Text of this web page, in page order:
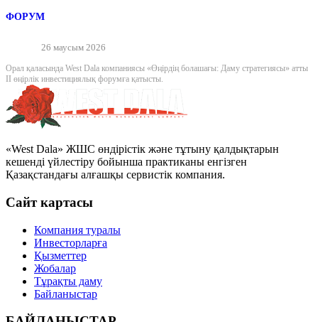
ФОРУМ
26 маусым 2026
Орал қаласында West Dala компаниясы «Өңірдің болашағы: Даму стратегиясы» атты
II өңірлік инвестициялық форумға қатысты.
«West Dala» ЖШС өндірістік және тұтыну қалдықтарын
кешенді үйлестіру бойынша практиканы енгізген
Қазақстандағы алғашқы сервистік компания.
Сайт картасы
Компания туралы
Инвесторларға
Қызметтер
Жобалар
Тұрақты даму
Байланыстар